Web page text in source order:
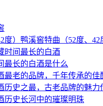
度）鸭溪窖特曲（52度、
时间最长的白酒
最长的白酒是什么
最老的品牌，千年传承的佳
历史之最，古老品牌的魅力
历史长河中的璀璨明珠